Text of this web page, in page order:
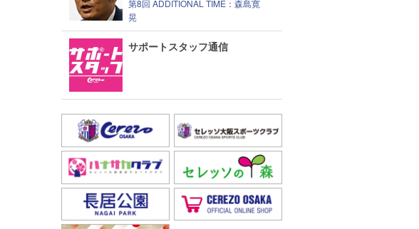
第8回 ADDITIONAL TIME：森島寛
晃
サポートスタッフ通信